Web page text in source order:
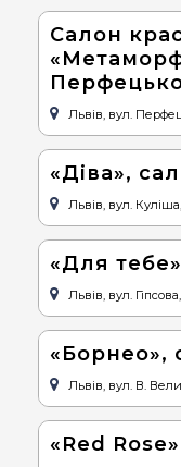
Cалон
Львів, вул.
«Діва»,
Львів, вул.
«Для
Львів, вул.
«Борнео»,
Львів, вул. В.
«Red